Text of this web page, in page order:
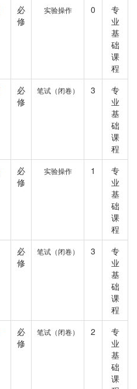
必
修
实验操作 0
专
业
基
础
课
程
必
修
笔试（闭卷） 3
专
业
基
础
课
程
必
修
实验操作 1
专
业
基
础
课
程
必
修
笔试（闭卷） 3
专
业
基
础
课
程
必
修
笔试（闭卷） 2
专
业
基
础
课